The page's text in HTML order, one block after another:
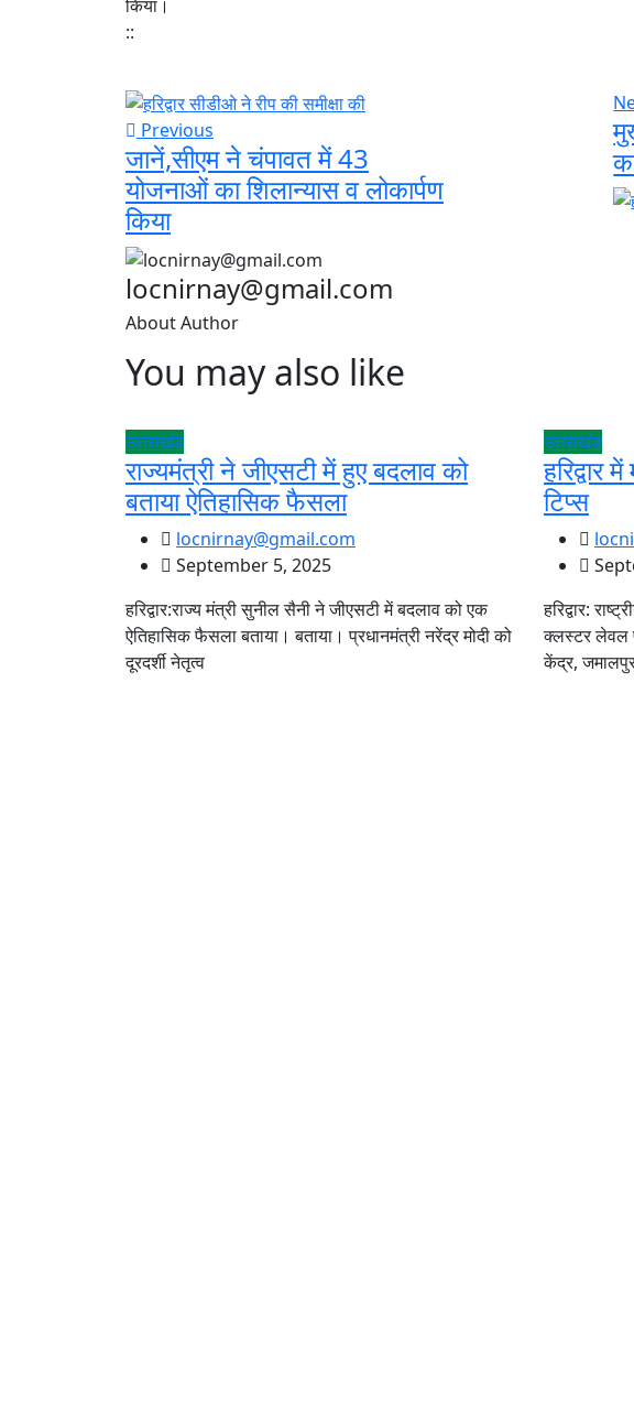
किया।
::
Previous
जानें,सीएम ने चंपावत में 43
योजनाओं का शिलान्यास व लोकार्पण
किया
locnirnay@gmail.com
About Author
You may also like
उत्तराखंड
राज्यमंत्री ने जीएसटी में हुए बदलाव को
बताया ऐतिहासिक फैसला
locnirnay@gmail.com
September 5, 2025
हरिद्वार:राज्य मंत्री सुनील सैनी ने जीएसटी में बदलाव को एक
ऐतिहासिक फैसला बताया। बताया। प्रधानमंत्री नरेंद्र मोदी को
दूरदर्शी नेतृत्व
उत्तराखंड
टिप्स
हरिद्वार:
क्लस्टर लेवल
केंद्र,